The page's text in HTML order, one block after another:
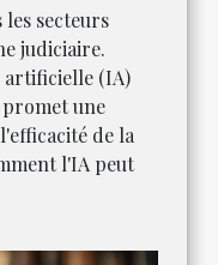
secteurs
judiciaire.
(IA)
promet une
de la
l'IA peut